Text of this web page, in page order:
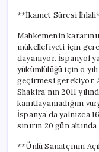
**İkamet Süresi
Mahkemenin
mükellefiyeti için
dayanıyor. İspanyol
yükümlülüğü için o
geçirmesi gerekiyor.
Shakira’nın 2011
kanıtlayamadığını
İspanya’da yalnızca
sınırın 20 gün
**Ünlü Sanatçının